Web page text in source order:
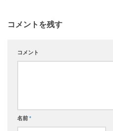
コメントを残す
コメント
名前*